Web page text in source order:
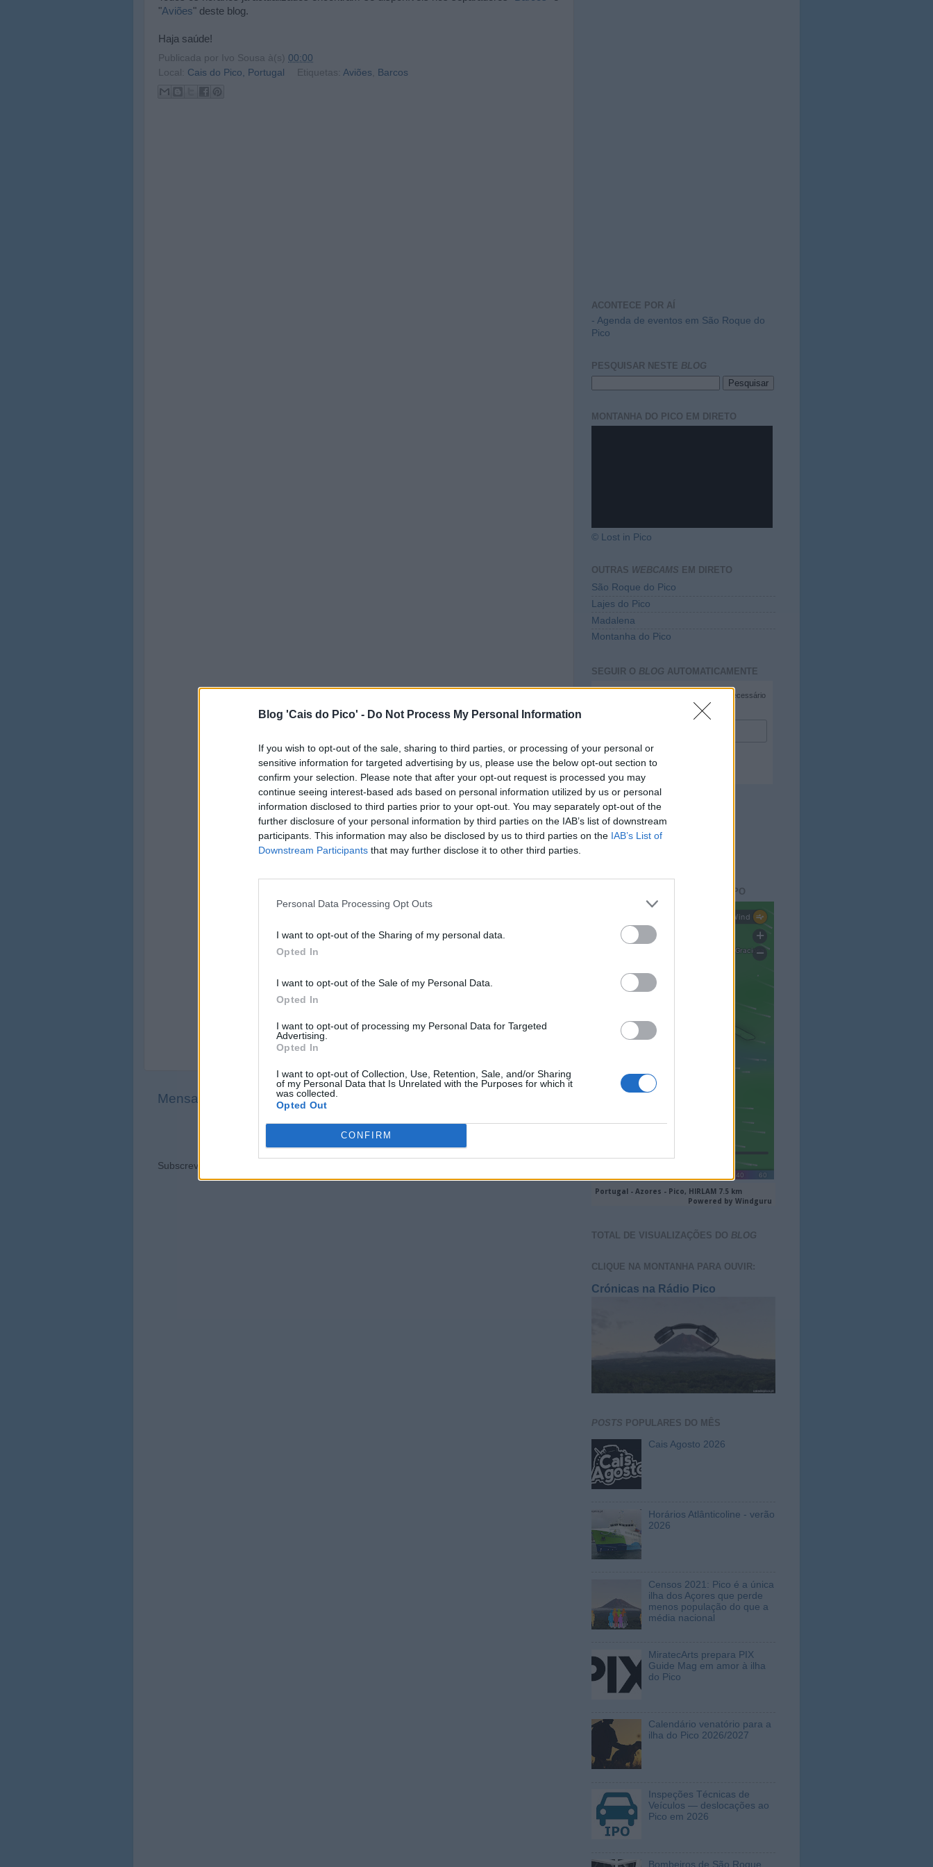
Blog 'Cais do Pico' - Do Not Process My Personal Information
If you wish to opt-out of the sale, sharing to third parties, or processing of your personal or
sensitive information for targeted advertising by us, please use the below opt-out section to
confirm your selection. Please note that after your opt-out request is processed you may
continue seeing interest-based ads based on personal information utilized by us or personal
information disclosed to third parties prior to your opt-out. You may separately opt-out of the
further disclosure of your personal information by third parties on the IAB’s list of downstream
participants. This information may also be disclosed by us to third parties on the IAB’s List of
Downstream Participants that may further disclose it to other third parties.
Personal Data Processing Opt Outs
I want to opt-out of the Sharing of my personal data.
Opted In
I want to opt-out of the Sale of my Personal Data.
Opted In
I want to opt-out of processing my Personal Data for Targeted
Advertising.
Opted In
I want to opt-out of Collection, Use, Retention, Sale, and/or Sharing
of my Personal Data that Is Unrelated with the Purposes for which it
was collected.
Opted Out
CONFIRM
"Aviões" deste blog.
Haja saúde!
Publicada por Ivo Sousa à(s) 00:00
Local: Cais do Pico, Portugal Etiquetas: Aviões Barcos
Mensagem mais recente
Ver a versão para telemóvel
Subscrever:
ACONTECE POR AÍ
- Agenda de eventos em São Roque do
Pico
PESQUISAR NESTE BLOG
MONTANHA DO PICO EM DIRETO
© Lost in Pico
OUTRAS WEBCAMS EM DIRETO
São Roque do Pico
Lajes do Pico
Madalena
Montanha do Pico
SEGUIR O BLOG AUTOMATICAMENTE
campo necessário
PREVISÃO DO ESTADO DO TEMPO
TOTAL DE VISUALIZAÇÕES DO BLOG
CLIQUE NA MONTANHA PARA OUVIR:
Crónicas na Rádio Pico
POSTS POPULARES DO MÊS
Cais Agosto 2026
Horários Atlânticoline - verão
2026
Censos 2021: Pico é a única
ilha dos Açores que perde
menos população do que a
média nacional
MiratecArts prepara PIX
Guide Mag em amor à ilha
do Pico
Calendário venatório para a
ilha do Pico 2026/2027
Inspeções Técnicas de
Veículos — deslocações ao
Pico em 2026
Bombeiros de São Roque